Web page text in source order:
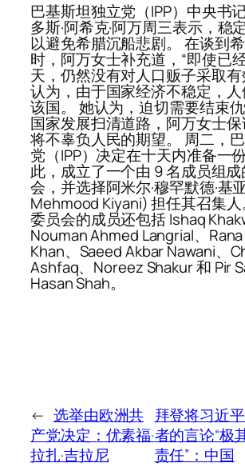
巴基斯坦独立党（IPP）中央书
多斯·阿希克·阿万周三表示，稳
以避免希腊沉船悲剧。 在谈到
时，阿万女士补充道，“即使已
天，仍然没有对人口贩子采取
认为，由于国家经济不稳定，
该国。 她认为，迫切需要结束
国家发展扫清道路，阿万女士
将不辜负人民的期望。 周二，
党（IPP）决定在十天内准备一
此，成立了一个由 9 名成员组
会，并选择阿米尔·穆罕默德·基
Mehmood Kiyani) 担任其召集人
委员会的成员还包括 Ishaq
Nouman Ahmed Langrial、
Khan、Saeed Akbar Nawani、
Ashfaq、Noreez Shakur 和 Pir
Hasan Shah。
← 选举由欧洲共
产党决定：优素福·
拉扎·吉拉尼
拜登将习近
者的言论“极
责任”：中国